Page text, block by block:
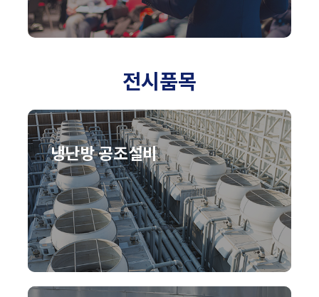
전시품목
냉난방 공조설비